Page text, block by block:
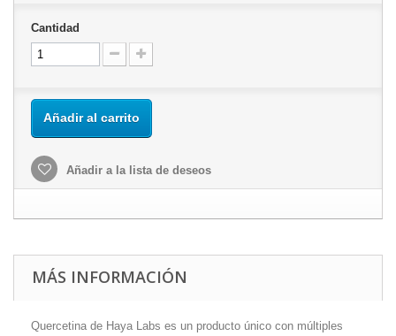
Cantidad
Añadir al carrito
Añadir a la lista de deseos
MÁS INFORMACIÓN
Quercetina de Haya Labs es un producto único con múltiples